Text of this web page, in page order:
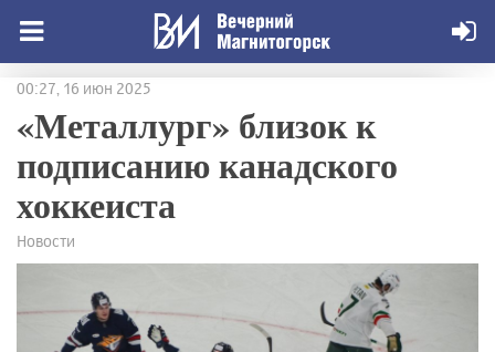
00:27, 16 июн 2025
«Металлург» близок к
подписанию канадского
хоккеиста
Новости